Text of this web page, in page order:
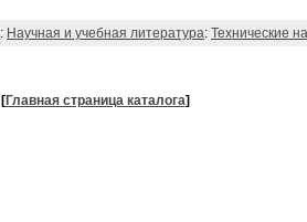
: Научная и учебная литература: Технические
[Главная страница каталога]